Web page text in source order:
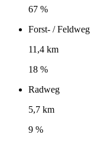
67 %
Forst- / Feldweg
11,4 km
18 %
Radweg
5,7 km
9 %